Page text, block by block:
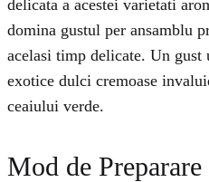
delicata a acestei varietati
domina gustul per ansamblu
acelasi timp delicate. Un gust
exotice dulci cremoase
ceaiului verde.
Mod de Preparare